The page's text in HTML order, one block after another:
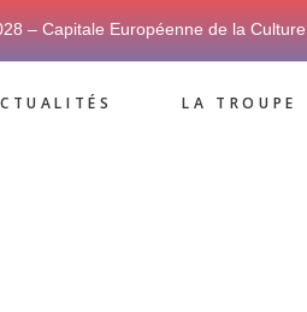
– Capitale Européenne de la Culture
LA TROUPE